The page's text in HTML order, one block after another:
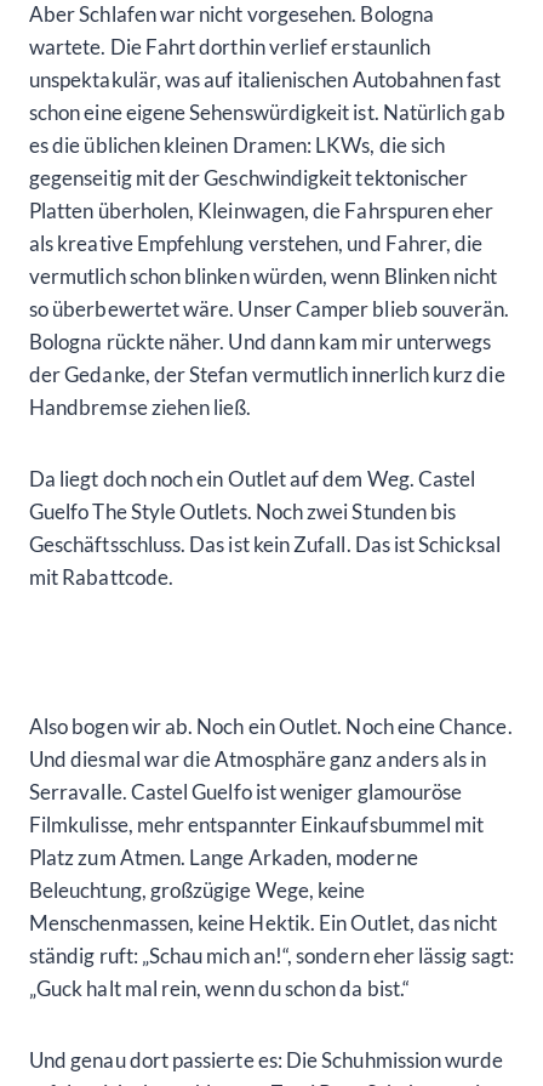
Aber Schlafen war nicht vorgesehen. Bologna
wartete. Die Fahrt dorthin verlief erstaunlich
unspektakulär, was auf italienischen Autobahnen fast
schon eine eigene Sehenswürdigkeit ist. Natürlich gab
es die üblichen kleinen Dramen: LKWs, die sich
gegenseitig mit der Geschwindigkeit tektonischer
Platten überholen, Kleinwagen, die Fahrspuren eher
als kreative Empfehlung verstehen, und Fahrer, die
vermutlich schon blinken würden, wenn Blinken nicht
so überbewertet wäre. Unser Camper blieb souverän.
Bologna rückte näher. Und dann kam mir unterwegs
der Gedanke, der Stefan vermutlich innerlich kurz die
Handbremse ziehen ließ.
Da liegt doch noch ein Outlet auf dem Weg. Castel
Guelfo The Style Outlets. Noch zwei Stunden bis
Geschäftsschluss. Das ist kein Zufall. Das ist Schicksal
mit Rabattcode.
Also bogen wir ab. Noch ein Outlet. Noch eine Chance.
Und diesmal war die Atmosphäre ganz anders als in
Serravalle. Castel Guelfo ist weniger glamouröse
Filmkulisse, mehr entspannter Einkaufsbummel mit
Platz zum Atmen. Lange Arkaden, moderne
Beleuchtung, großzügige Wege, keine
Menschenmassen, keine Hektik. Ein Outlet, das nicht
ständig ruft: „Schau mich an!“, sondern eher lässig sagt:
„Guck halt mal rein, wenn du schon da bist.“
Und genau dort passierte es: Die Schuhmission wurde